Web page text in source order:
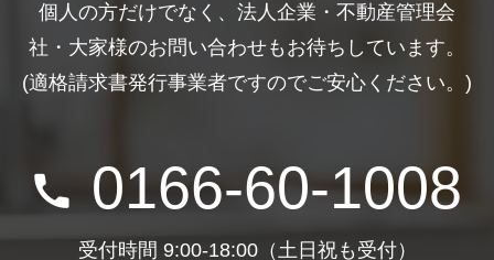
個人の方だけでなく、法人企業・不動産管理会
社・大家様のお問い合わせもお待ちしています。
(適格請求書発行事業者ですのでご安心ください。)
0166-60-1008
受付時間 9:00-18:00（土日祝も受付）